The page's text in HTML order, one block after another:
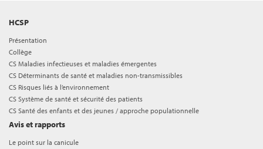
HCSP
Présentation
Collège
CS Maladies infectieuses et maladies émergentes
CS Déterminants de santé et maladies non-transmissibles
CS Risques liés à l’environnement
CS Système de santé et sécurité des patients
CS Santé des enfants et des jeunes / approche populationnelle
Avis et rapports
Le point sur la canicule